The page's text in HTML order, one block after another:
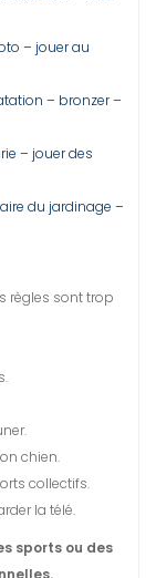
– jouer au
– bronzer –
– jouer des
du jardinage –
règles sont trop
chien.
collectifs.
la télé.
sports ou des